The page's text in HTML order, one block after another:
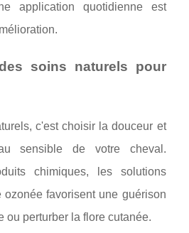
application quotidienne est
soins naturels pour
c'est choisir la douceur et
sensible de votre cheval.
chimiques, les solutions
ozonée favorisent une guérison
ou perturber la flore cutanée.